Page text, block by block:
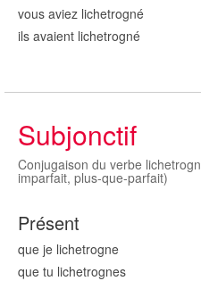
vous aviez lichetrogné
ils avaient lichetrogné
Subjonctif
Conjugaison du verbe
imparfait, plus-que-parfait)
Présent
que je lichetrogne
que tu lichetrognes